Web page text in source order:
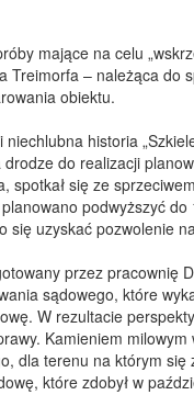
mające na celu
Treimorfa – należąca do
obiektu.
niechlubna historia
do realizacji
spotkał się ze
podwyższyć
się uzyskać pozwolenie
przez pracownię
sądowego, które
W rezultacie
Kamieniem
dla terenu na którym
które zdobył w